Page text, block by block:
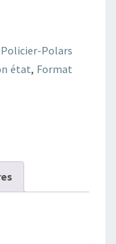
Policier-Polars
état, Format